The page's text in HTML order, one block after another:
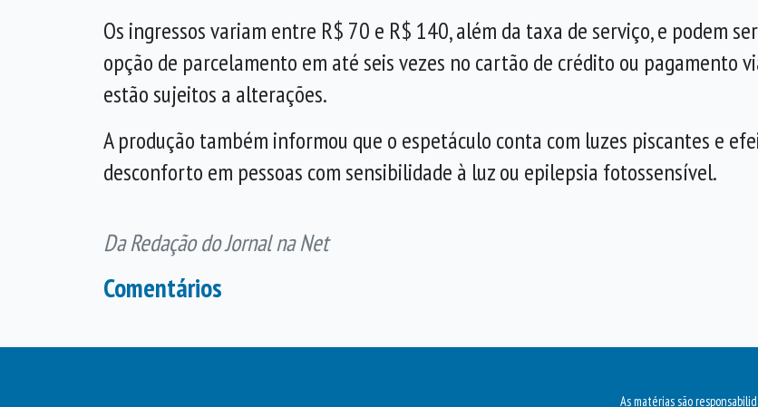
Os ingressos variam entre R$ 70 e R$ 140, além da taxa de serviço, e podem
opção de parcelamento em até seis vezes no cartão de crédito ou pagamento
estão sujeitos a alterações.
A produção também informou que o espetáculo conta com luzes piscantes e
desconforto em pessoas com sensibilidade à luz ou epilepsia fotossensível.
Da Redação do Jornal na Net
Comentários
As matérias são